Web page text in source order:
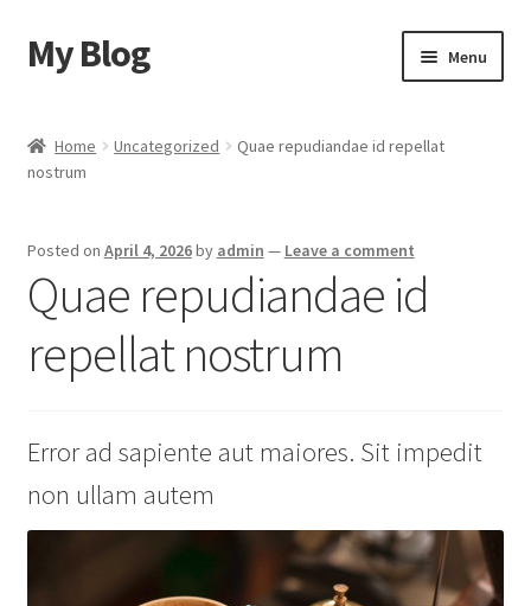
Skip
to
Skip
to
My Blog Menu
Cart
Checkout
My account
Sample Page
Home Uncategorized
Quae repudiandae id repellat
nostrum
Posted on April 4, 2026by admin — Leave a comment
Quae repudiandae id
repellat nostrum
Error ad sapiente aut maiores. Sit impedit
non ullam autem